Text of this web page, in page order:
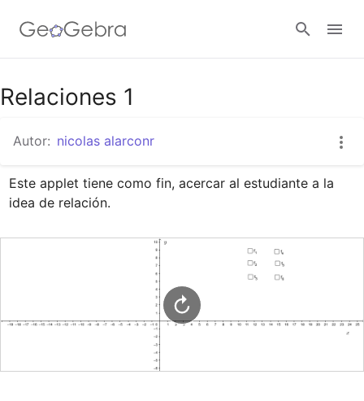
Google Classroom
GeoGebra Classroom
Relaciones 1
Autor: nicolas alarconr
Este applet tiene como fin, acercar al estudiante a la
idea de relación.